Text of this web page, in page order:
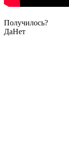
Получилось?
ДаНет